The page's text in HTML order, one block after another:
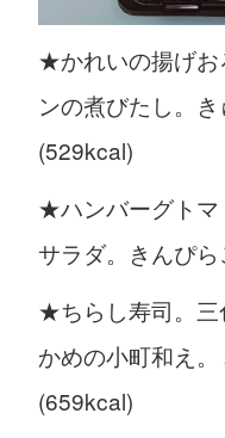
★かれいの揚げお
ンの煮びたし。き
(529kcal)
★ハンバーグトマ
サラダ。きんぴ
★ちらし寿司。三
かめの小町和え。
(659kcal)